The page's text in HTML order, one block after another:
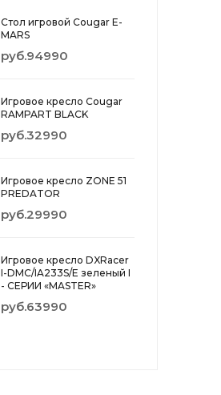
Стол игровой Cougar E-
MARS
руб.94990
Игровое кресло Cougar
RAMPART BLACK
руб.32990
Игровое кресло ZONE 51
PREDATOR
руб.29990
Игровое кресло DXRacer
I-DMC/IA233S/E зеленый I
- СЕРИИ «MASTER»
руб.63990